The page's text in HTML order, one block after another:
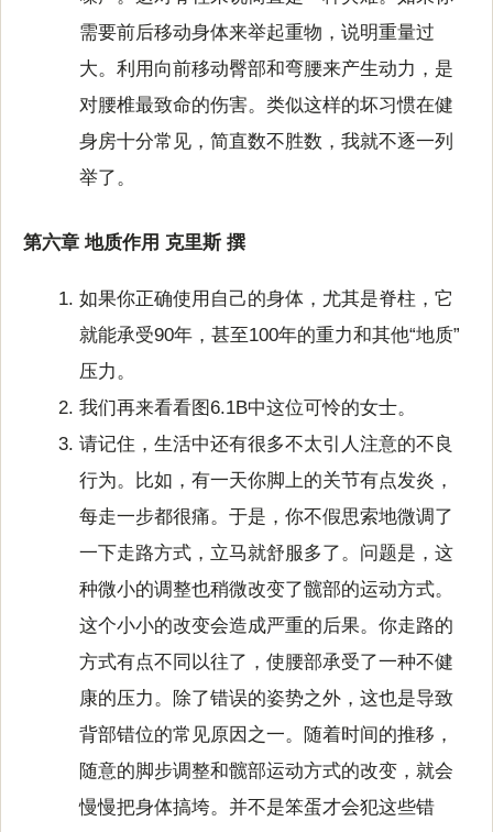
需要前后移动身体来举起重物，说明重量过
大。利用向前移动臀部和弯腰来产生动力，是
对腰椎最致命的伤害。类似这样的坏习惯在健
身房十分常见，简直数不胜数，我就不逐一列
举了。
第六章 地质作用 克里斯 撰
如果你正确使用自己的身体，尤其是脊柱，它
就能承受90年，甚至100年的重力和其他“地质”
压力。
我们再来看看图6.1B中这位可怜的女士。
请记住，生活中还有很多不太引人注意的不良
行为。比如，有一天你脚上的关节有点发炎，
每走一步都很痛。于是，你不假思索地微调了
一下走路方式，立马就舒服多了。问题是，这
种微小的调整也稍微改变了髋部的运动方式。
这个小小的改变会造成严重的后果。你走路的
方式有点不同以往了，使腰部承受了一种不健
康的压力。除了错误的姿势之外，这也是导致
背部错位的常见原因之一。随着时间的推移，
随意的脚步调整和髋部运动方式的改变，就会
慢慢把身体搞垮。并不是笨蛋才会犯这些错